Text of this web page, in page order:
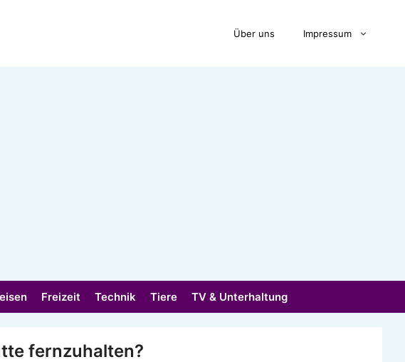
Über uns Impressum
Freizeit Technik Tiere TV & Unterhaltung
fernzuhalten?